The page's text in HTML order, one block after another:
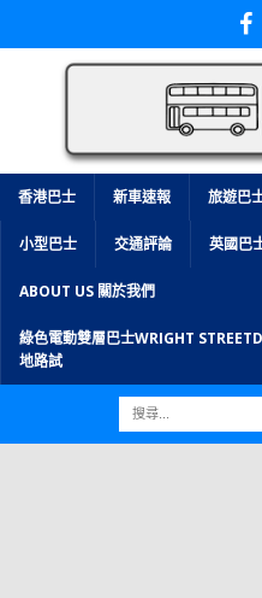
香港巴士 新車速報 旅遊巴
小型巴士 交通評論 英國巴
ABOUT US 關於我們
綠色電動雙層巴士WRIGHT
地路試